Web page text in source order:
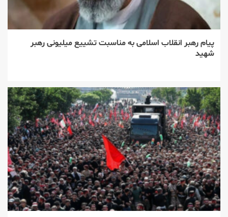
پیام رهبر انقلاب اسلامی به مناسبت تشییع میلیونی رهبر
شهید